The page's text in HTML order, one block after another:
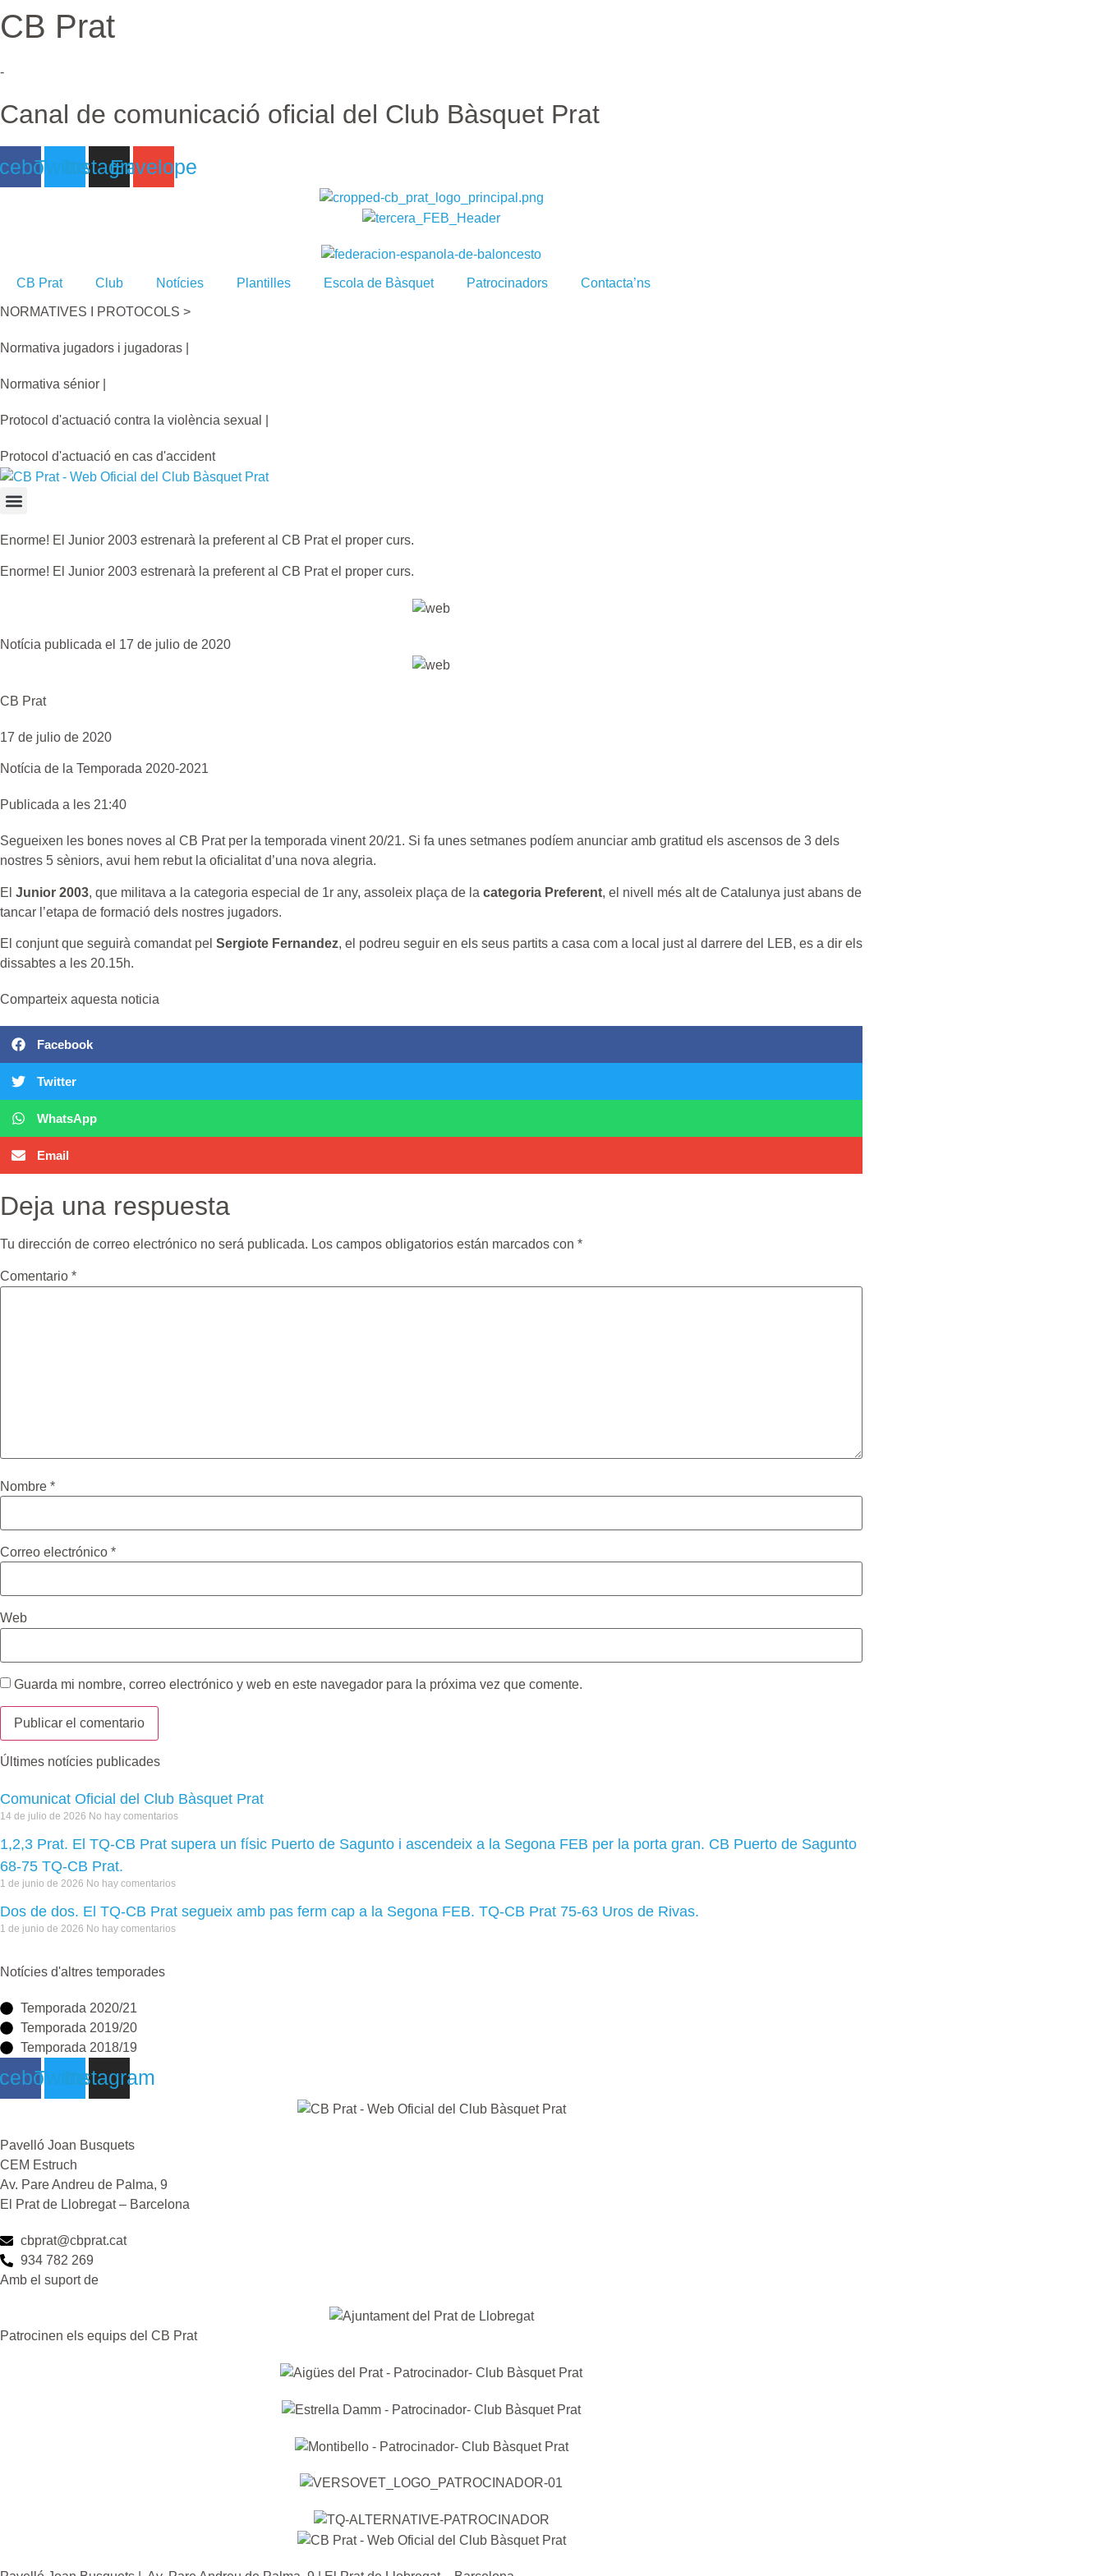
Ir
al
CB Prat
-
Canal de comunicació oficial del Club Bàsquet Prat
TwitterInstagram
Envelope
CB Prat Club Notícies Plantilles Escola de Bàsquet Patrocinadors Contacta’ns
NORMATIVES I PROTOCOLS >
Normativa jugadors i jugadoras |
Normativa sénior |
Protocol d'actuació contra la violència sexual |
Protocol d'actuació en cas d'accident
Enorme! El Junior 2003 estrenarà la preferent al CB Prat el proper curs.
Enorme! El Junior 2003 estrenarà la preferent al CB Prat el proper curs.
Notícia publicada el 17 de julio de 2020
CB Prat
17 de julio de 2020
Notícia de la Temporada 2020-2021
Publicada a les 21:40
Segueixen les bones noves al CB Prat per la temporada vinent 20/21. Si fa unes setmanes podíem anunciar amb gratitud els ascensos de 3 dels
nostres 5 sèniors, avui hem rebut la oficialitat d’una nova alegria.
El Junior 2003, que militava a la categoria especial de 1r any, assoleix plaça de la categoria Preferent, el nivell més alt de Catalunya just abans de
tancar l’etapa de formació dels nostres jugadors.
El conjunt que seguirà comandat pel Sergiote Fernandez, el podreu seguir en els seus partits a casa com a local just al darrere del LEB, es a dir els
dissabtes a les 20.15h.
Comparteix aquesta noticia
Facebook
Twitter
WhatsApp
Email
Deja una respuesta
Tu dirección de correo electrónico no será publicada. Los campos obligatorios están marcados con *
Comentario *
Nombre *
Correo electrónico *
Web
Guarda mi nombre, correo electrónico y web en este navegador para la próxima vez que comente.
Últimes notícies publicades
Comunicat Oficial del Club Bàsquet Prat
14 de julio de 2026 No hay comentarios
1,2,3 Prat. El TQ-CB Prat supera un físic Puerto de Sagunto i ascendeix a la Segona FEB per la porta gran. CB Puerto de Sagunto
68-75 TQ-CB Prat.
1 de junio de 2026 No hay comentarios
Dos de dos. El TQ-CB Prat segueix amb pas ferm cap a la Segona FEB. TQ-CB Prat 75-63 Uros de Rivas.
1 de junio de 2026 No hay comentarios
Notícies d'altres temporades
Temporada 2020/21
Temporada 2019/20
Temporada 2018/19
TwitterInstagram
Pavelló Joan Busquets
CEM Estruch
Av. Pare Andreu de Palma, 9
El Prat de Llobregat – Barcelona
cbprat@cbprat.cat
934 782 269
Amb el suport de
Patrocinen els equips del CB Prat